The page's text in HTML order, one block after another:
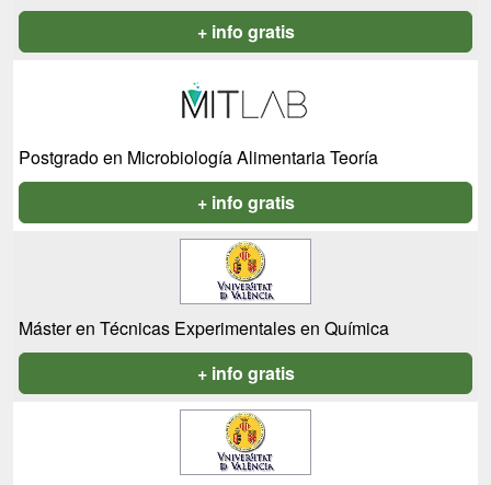
+ info gratis
Postgrado en Microbiología Alimentaria Teoría
+ info gratis
Máster en Técnicas Experimentales en Química
+ info gratis